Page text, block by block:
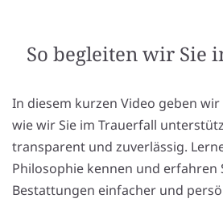
So begleiten wir Sie
In diesem kurzen Video geben
wie wir Sie im Trauerfall
transparent und zuverlässig.
Philosophie kennen und erfahren
Bestattungen einfacher und